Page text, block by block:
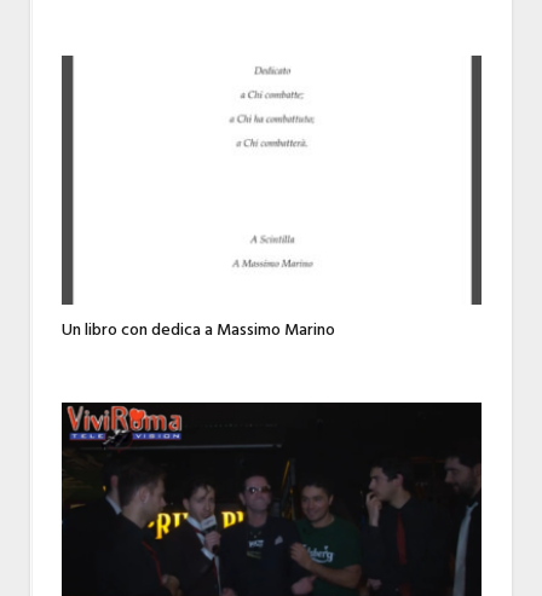
Un libro con dedica a Massimo Marino